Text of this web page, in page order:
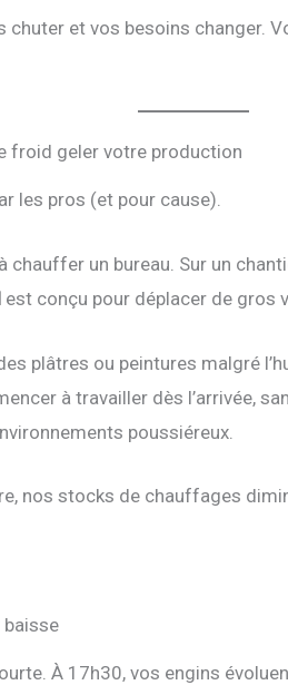
chuter et vos besoins changer.
froid geler votre production
les pros (et pour cause).
chauffer un bureau. Sur un
est conçu pour déplacer de gros
plâtres ou peintures malgré
à travailler dès l’arrivée,
poussiéreux.
nos stocks de chauffages
baisse
À 17h30, vos engins